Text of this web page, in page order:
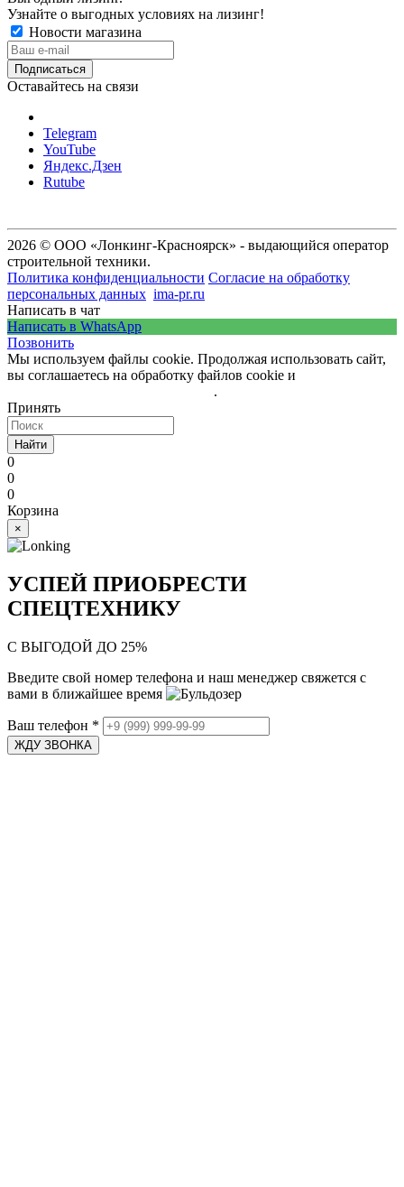
Узнайте о выгодных условиях на лизинг!
Новости магазина
Оставайтесь на связи
Telegram
YouTube
Яндекс.Дзен
Rutube
2026 © ООО «Лонкинг-Красноярск» - выдающийся оператор
строительной техники.
Политика конфиденциальности Согласие на обработку
персональных данных ima-pr.ru
Написать в чат
Написать в WhatsApp
Позвонить
Мы используем файлы cookie. Продолжая использовать сайт,
вы соглашаетесь на обработку файлов cookie и
.
Принять
Найти
0
0
0
Корзина
×
УСПЕЙ ПРИОБРЕСТИ
СПЕЦТЕХНИКУ
С ВЫГОДОЙ ДО 25%
Введите свой номер телефона и наш менеджер свяжется с
вами в ближайшее время
Ваш телефон *